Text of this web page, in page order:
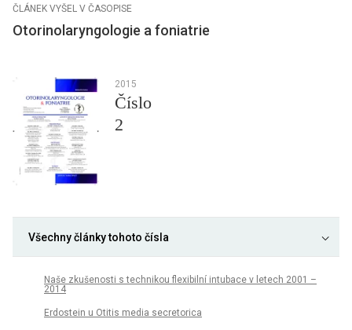
ČLÁNEK VYŠEL V ČASOPISE
Otorinolaryngologie a foniatrie
2015
Číslo
2
Všechny články tohoto čísla
Naše zkušenosti s technikou flexibilní intubace v letech 2001 –
2014
Erdostein u Otitis media secretorica